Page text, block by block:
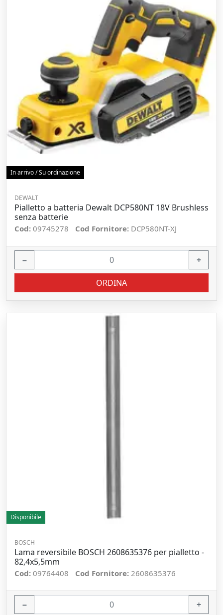
In arrivo / Su ordinazione
DEWALT
Pialletto a batteria Dewalt DCP580NT 18V Brushless
senza batterie
Cod: 09745278 Cod Fornitore: DCP580NT-XJ
− +
ORDINA
Disponibile
BOSCH
Lama reversibile BOSCH 2608635376 per pialletto -
82,4x5,5mm
Cod: 09764408 Cod Fornitore: 2608635376
− +